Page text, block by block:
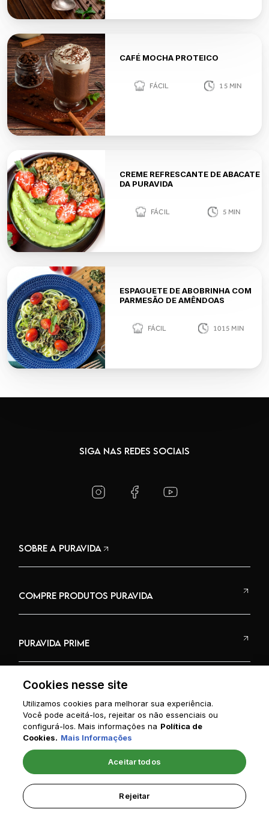
CAFÉ MOCHA PROTEICO
FÁCIL 15 MIN
CREME REFRESCANTE DE ABACATE
DA PURAVIDA
FÁCIL 5 MIN
ESPAGUETE DE ABOBRINHA COM
PARMESÃO DE AMÊNDOAS
FÁCIL 1015 MIN
SIGA NAS REDES SOCIAIS
SOBRE A PURAVIDA
COMPRE PRODUTOS PURAVIDA
PURAVIDA PRIME
RECEITAS
Cookies nesse site
Utilizamos cookies para melhorar sua experiência.
Você pode aceitá-los, rejeitar os não essenciais ou
configurá-los. Mais informações na Política de
Cookies. Mais Informações
Rejeitar
Aceitar todos